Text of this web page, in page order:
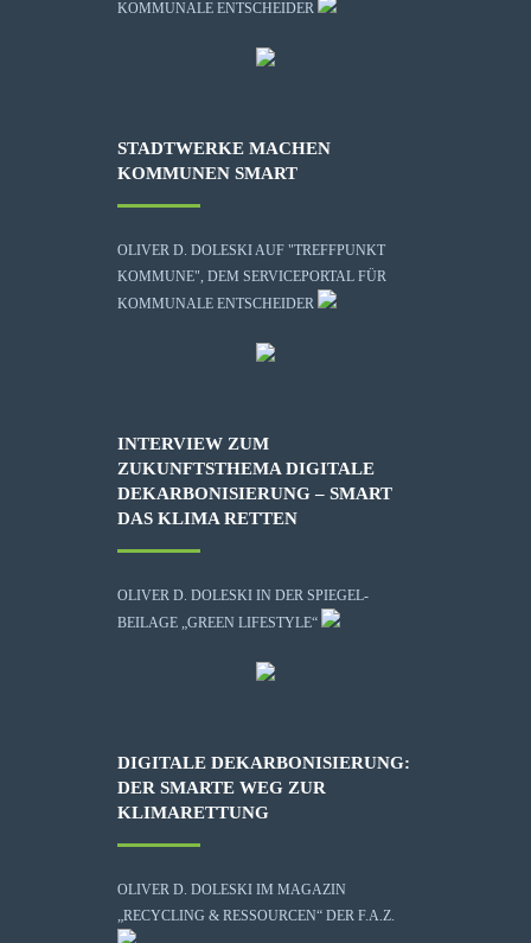
KOMMUNALE ENTSCHEIDER
STADTWERKE MACHEN
KOMMUNEN SMART
OLIVER D. DOLESKI AUF "TREFFPUNKT
KOMMUNE", DEM SERVICEPORTAL FÜR
KOMMUNALE ENTSCHEIDER
INTERVIEW ZUM
ZUKUNFTSTHEMA DIGITALE
DEKARBONISIERUNG – SMART
DAS KLIMA RETTEN
OLIVER D. DOLESKI IN DER SPIEGEL-
BEILAGE „GREEN LIFESTYLE“
DIGITALE DEKARBONISIERUNG:
DER SMARTE WEG ZUR
KLIMARETTUNG
OLIVER D. DOLESKI IM MAGAZIN
„RECYCLING & RESSOURCEN“ DER F.A.Z.